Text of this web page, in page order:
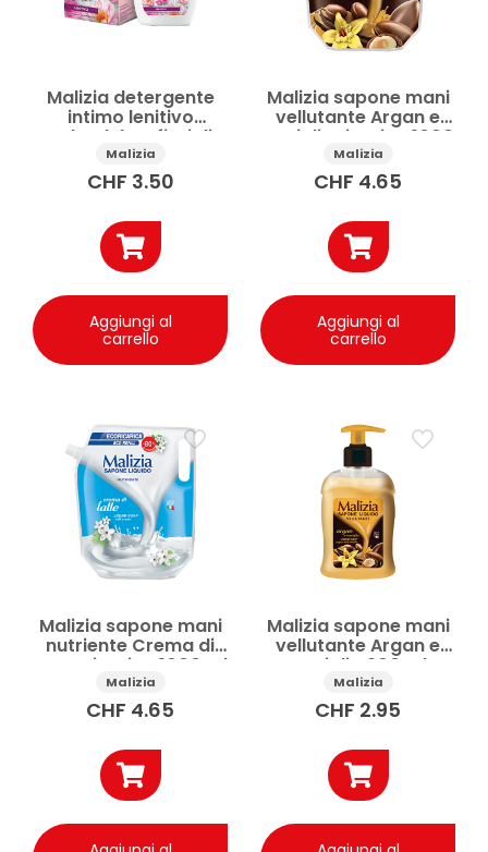
Malizia detergente
intimo lenitivo
calendula e fiori di
loto 200 ml
Malizia
CHF 3.50
Aggiungi al
carrello
Malizia sapone mani
vellutante Argan e
Vaniglia ricarica 1000
ml
Malizia
CHF 4.65
Aggiungi al
carrello
Malizia sapone mani
nutriente Crema di
Latte ricarica 1000 ml
Malizia
CHF 4.65
Malizia sapone mani
vellutante Argan e
Vaniglia 300 ml
Malizia
CHF 2.95